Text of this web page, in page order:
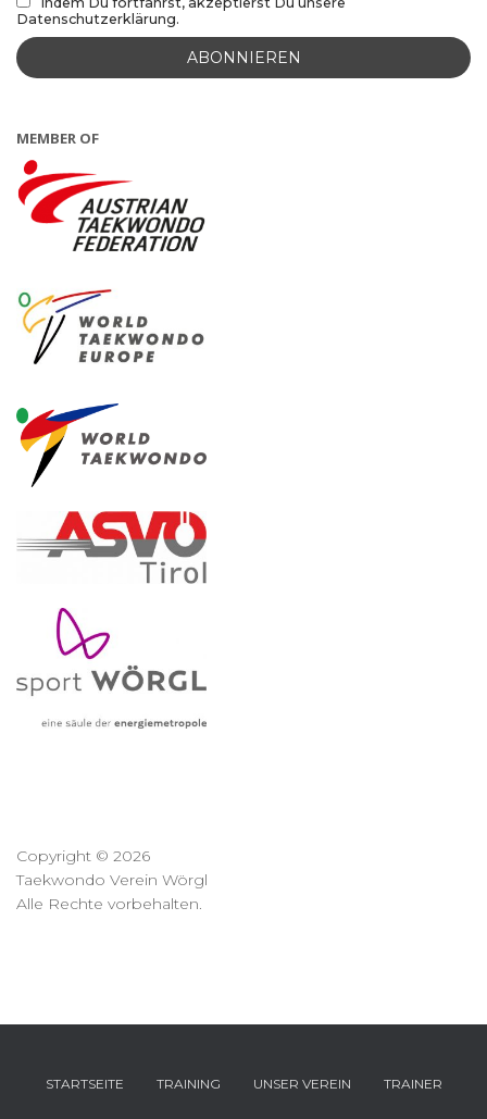
Datenschutzerklärung.
MEMBER OF
Copyright © 2026
Taekwondo Verein Wörgl
Alle Rechte vorbehalten.
STARTSEITE TRAINING UNSER VEREIN TRAINER